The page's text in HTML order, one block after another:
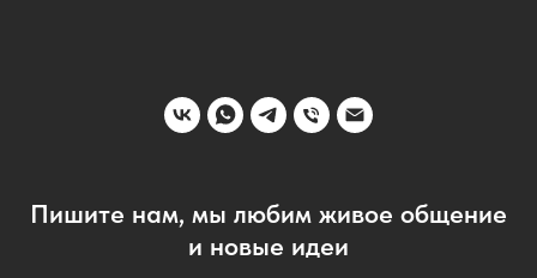
Пишите нам, мы любим живое общение
и новые идеи